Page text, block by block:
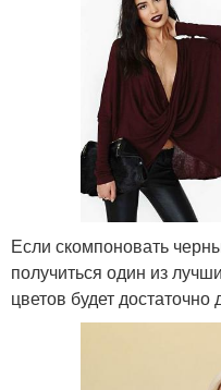
Если скомпоновать
получиться один из
цветов будет